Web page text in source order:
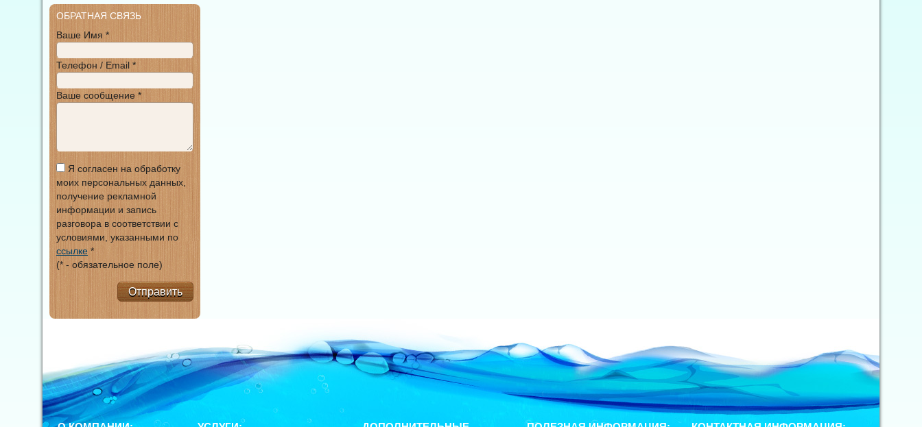
ОБРАТНАЯ СВЯЗЬ
Ваше Имя *
Телефон / Email *
Ваше сообщение *
Я согласен на обработку
моих персональных данных,
получение рекламной
информации и запись
разговора в соответствии с
условиями, указанными по
ссылке *
(* - обязательное поле)
Отправить